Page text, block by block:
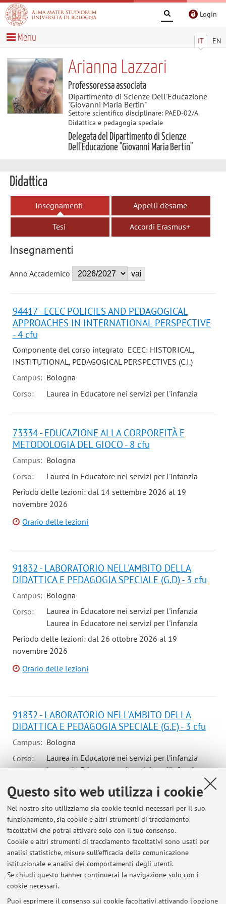
Questo sito web utilizza i cookie
Nel nostro sito utilizziamo sia cookie tecnici necessari per il suo
funzionamento, sia cookie e altri strumenti di tracciamento
facoltativi che potrai attivare solo con il tuo consenso.
Cookie e altri strumenti di tracciamento facoltativi sono usati per
analisi statistiche, misure sull'efficacia della comunicazione
istituzionale e analisi dei comportamenti degli utenti.
Se chiudi questo banner continuerai la navigazione solo con i
cookie necessari.
Puoi esprimere il consenso sui cookie facoltativi attivando l'opzione
Login
IT EN
Menu
Arianna Lazzari
Professoressa associata
Dipartimento di Scienze Dell'Educazione
"Giovanni Maria Bertin"
Settore scientifico disciplinare: PAED-02/A
Didattica e pedagogia speciale
Delegata del Dipartimento di Scienze
Dell'Educazione "Giovanni Maria Bertin"
Didattica
Insegnamenti Appelli d'esame
Tesi Accordi Erasmus+
Insegnamenti
Anno Accademico
94417 - ECEC POLICIES AND PEDAGOGICAL
APPROACHES IN INTERNATIONAL PERSPECTIVE
- 4 cfu
Componente del corso integrato ECEC: HISTORICAL,
INSTITUTIONAL, PEDAGOGICAL PERSPECTIVES (C.I.)
Campus: Bologna
Corso:
Laurea in Educatore nei servizi per l'infanzia
73334 - EDUCAZIONE ALLA CORPOREITÀ E
METODOLOGIA DEL GIOCO - 8 cfu
Campus: Bologna
Corso:
Laurea in Educatore nei servizi per l'infanzia
Periodo delle lezioni: dal 14 settembre 2026 al 19
novembre 2026
Orario delle lezioni
91832 - LABORATORIO NELL'AMBITO DELLA
DIDATTICA E PEDAGOGIA SPECIALE (G.D) - 3 cfu
Campus: Bologna
Corso:
Laurea in Educatore nei servizi per l'infanzia
Laurea in Educatore nei servizi per l'infanzia
Periodo delle lezioni: dal 26 ottobre 2026 al 19
novembre 2026
Orario delle lezioni
91832 - LABORATORIO NELL'AMBITO DELLA
DIDATTICA E PEDAGOGIA SPECIALE (G.E) - 3 cfu
Campus: Bologna
Corso:
Laurea in Educatore nei servizi per l'infanzia
Laurea in Educatore nei servizi per l'infanzia
Ultimi avvisi
LABORATORIO DIDATTICA E PEDAGOGIA SPECIALE -
AGGIORNAMENTO ALLERTA METEO
Pubblicato il: 16 maggio 2023
Lessons cancelled and new dates
Pubblicato il: 15 marzo 2022